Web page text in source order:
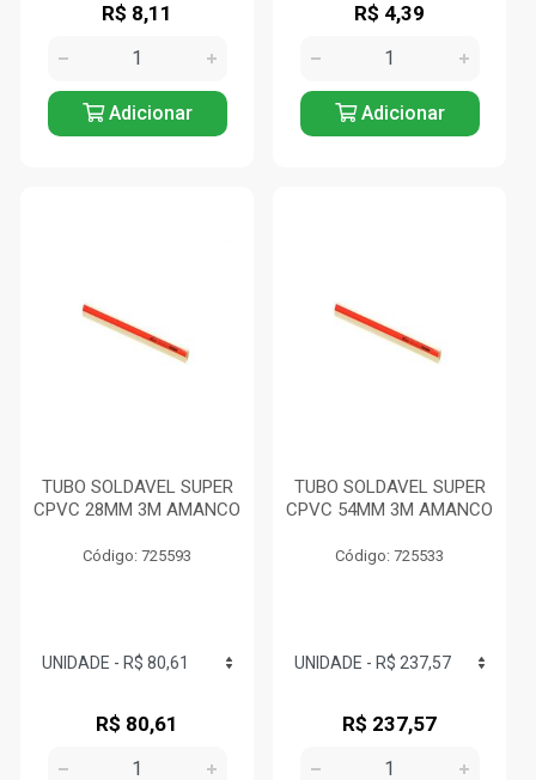
R$ 8,11
Adicionar
R$ 4,39
Adicionar
TUBO SOLDAVEL SUPER
CPVC 28MM 3M AMANCO
Código: 725593
R$ 80,61
TUBO SOLDAVEL SUPER
CPVC 54MM 3M AMANCO
Código: 725533
R$ 237,57